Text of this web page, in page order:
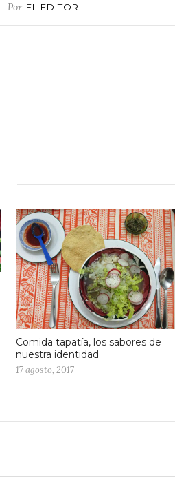
Por EL EDITOR
Comida tapatía, los sabores de
nuestra identidad
17 agosto, 2017